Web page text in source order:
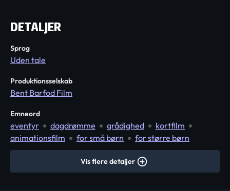
DETALJER
Sprog
Uden tale
Produktionsselskab
Bent Barfod Film
Emneord
eventyr dagdrømme grådighed
kortfilm
animationsfilm
for små børn for større børn
Vis flere detaljer